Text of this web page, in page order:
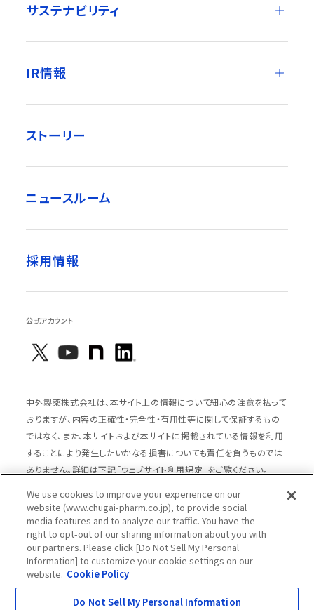
サステナビリティ
IR情報
ストーリー
ニュースルーム
採用情報
公式アカウント
中外製薬株式会社は、本サイト上の情報について細心の注意を払って
おりますが、内容の正確性・完全性・有用性等に関して保証するもの
ではなく、また、本サイトおよび本サイトに掲載されている情報を利用
することにより発生したいかなる損害についても責任を負うものでは
ありません。詳細は下記「ウェブサイト利用規定」をご覧ください。
サイトマップ
ウェブサイト利用規定
個人情報の取扱いのご案内
ソーシャルメディアポリシー
推奨閲覧環境
ウェブアクセシビリティ対応
We use cookies to improve your experience on our
website (www.chugai-pharm.co.jp), to provide social
media features and to analyze our traffic. You have the
right to opt-out of our sharing information about you with
our partners. Please click [Do Not Sell My Personal
Information] to customize your cookie settings on our
website. Cookie Policy
Do Not Sell My Personal Information